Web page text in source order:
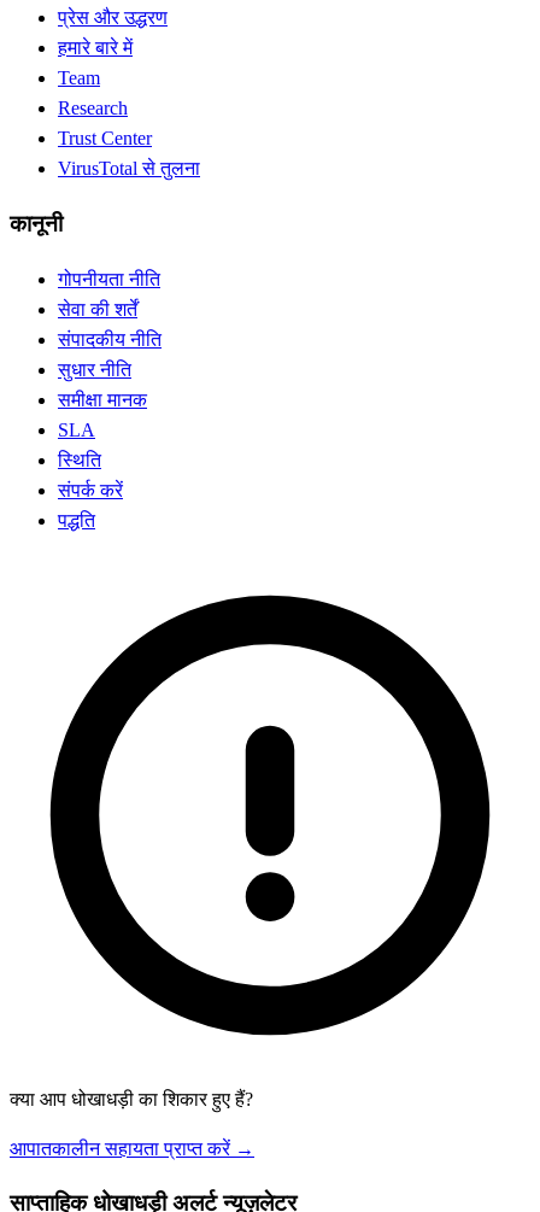
प्रेस और उद्धरण
हमारे बारे में
Team
Research
Trust Center
VirusTotal से तुलना
कानूनी
गोपनीयता नीति
सेवा की शर्तें
संपादकीय नीति
सुधार नीति
समीक्षा मानक
SLA
स्थिति
संपर्क करें
पद्धति
क्या आप धोखाधड़ी का शिकार हुए हैं?
आपातकालीन सहायता प्राप्त करें →
साप्ताहिक धोखाधड़ी अलर्ट न्यूज़लेटर